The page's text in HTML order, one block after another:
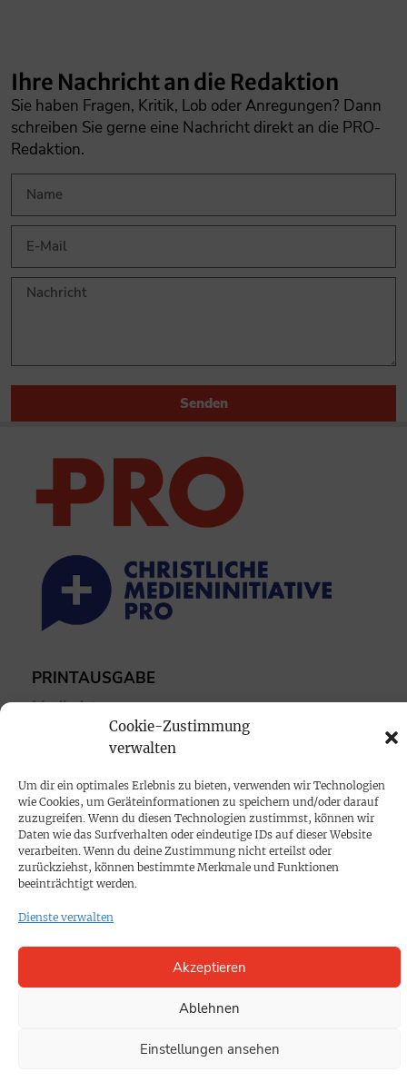
Cookie-Zustimmung
verwalten
Um dir ein optimales Erlebnis zu bieten, verwenden wir Technologien
wie Cookies, um Geräteinformationen zu speichern und/oder darauf
zuzugreifen. Wenn du diesen Technologien zustimmst, können wir
Daten wie das Surfverhalten oder eindeutige IDs auf dieser Website
verarbeiten. Wenn du deine Zustimmung nicht erteilst oder
zurückziehst, können bestimmte Merkmale und Funktionen
beeinträchtigt werden.
Dienste verwalten
Akzeptieren
Ablehnen
Einstellungen ansehen
Ihre Nachricht an die Redaktion
Sie haben Fragen, Kritik, Lob oder Anregungen? Dann
schreiben Sie gerne eine Nachricht direkt an die PRO-
Redaktion.
Senden
PRINTAUSGABE
Mediadaten
PROKOMPAKT
Impressum
SPENDEN
Datenschutz
KONTAKT
Cookie-Richtlinie